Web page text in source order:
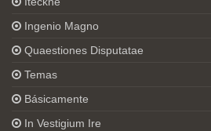
Ingenio Magno
Quaestiones Disputatae
Temas
Básicamente
In Vestigium Ire